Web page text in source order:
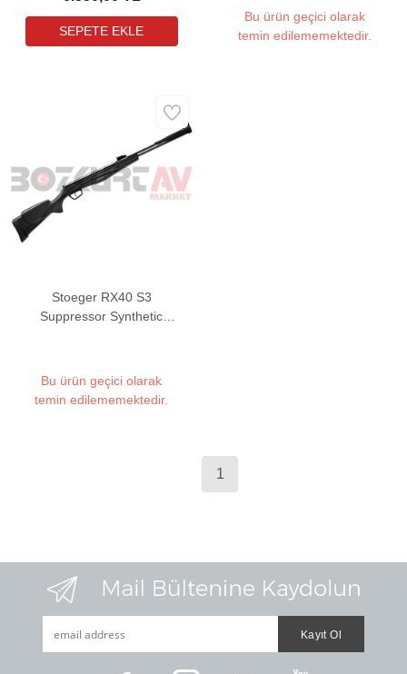
Bu ürün geçici olarak
temin edilememektedir.
Stoeger RX40 S3
Suppressor Synthetic
Bu ürün geçici olarak
temin edilememektedir.
1